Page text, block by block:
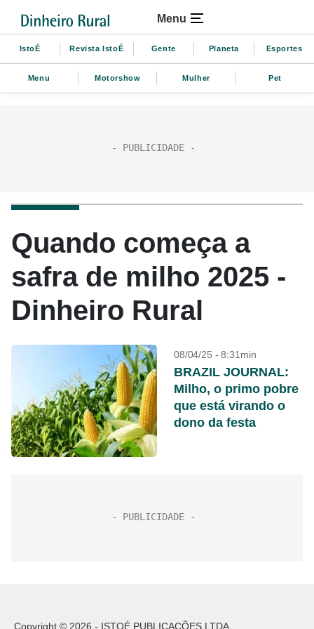
Menu
IstoÉ Revista IstoÉ Gente Planeta Esportes
Menu Motorshow Mulher Pet
Quando começa a
safra de milho 2025 -
Dinheiro Rural
08/04/25 - 8:31min
BRAZIL JOURNAL:
Milho, o primo pobre
que está virando o
dono da festa
Copyright © 2026 - ISTOÉ PUBLICAÇÕES LTDA